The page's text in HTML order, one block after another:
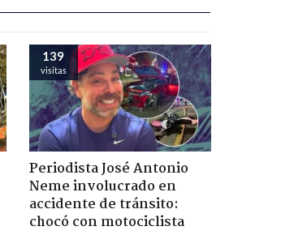
139
visitas
Periodista José Antonio
Neme involucrado en
accidente de tránsito:
chocó con motociclista